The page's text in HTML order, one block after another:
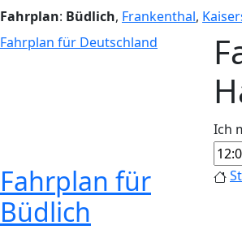
Fahrplan: Büdlich, Frankenthal,
Fahrplan für Deutschland
Ich
Fahrplan für
Büdlich